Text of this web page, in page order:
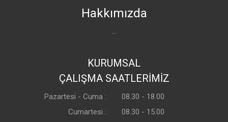
Hakkımızda
...
KURUMSAL
ÇALIŞMA SAATLERİMİZ
Pazartesi - Cuma :
Cumartesi :
08.30 - 18.00
08.30 - 15.00